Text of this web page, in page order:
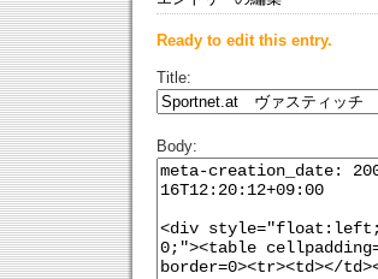
Ready to edit this entry.
Title:
Body: